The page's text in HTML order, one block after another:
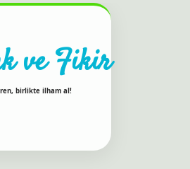
ve Fikir
birlikte ilham al!